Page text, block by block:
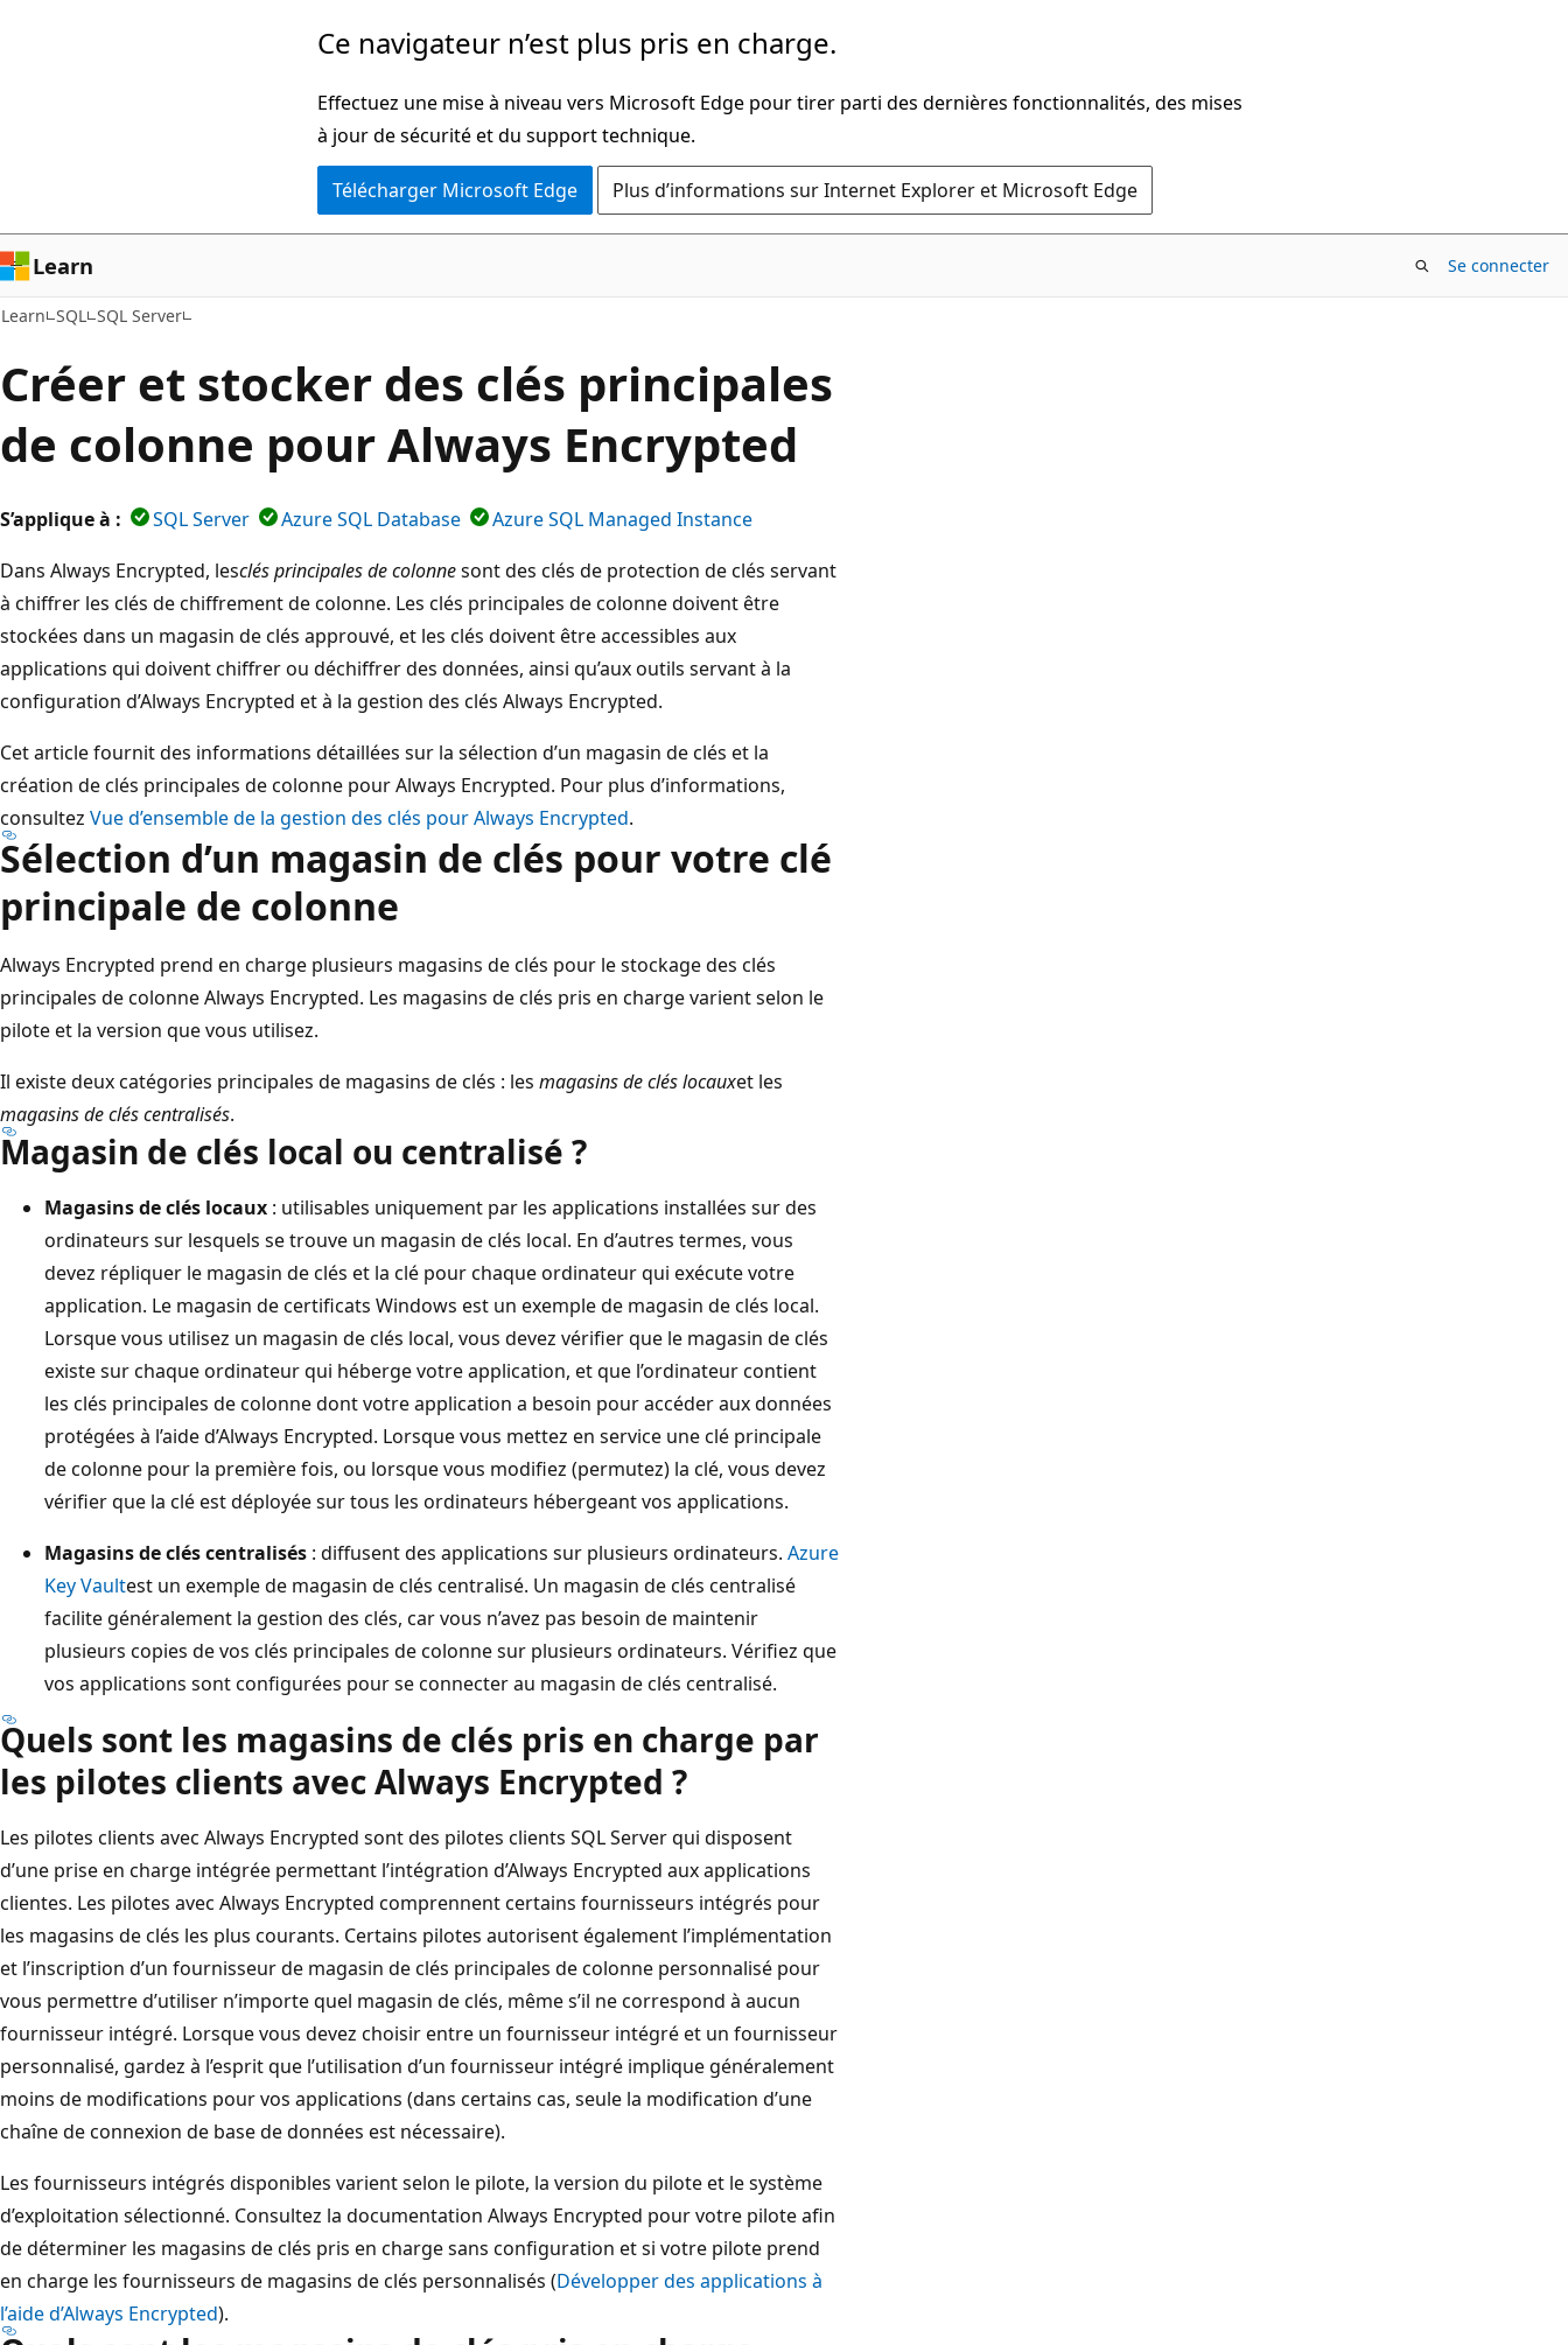
Ce navigateur n’est plus pris en charge.
Effectuez une mise à niveau vers Microsoft Edge pour tirer parti des dernières fonctionnalités, des mises
à jour de sécurité et du support technique.
Télécharger Microsoft Edge Plus d’informations sur Internet Explorer et Microsoft Edge
Learn Se connecter
Learn SQL SQL Server
Créer et stocker des clés principales
de colonne pour Always Encrypted
S’applique à : SQL Server Azure SQL Database
Azure SQL Managed Instance
Dans Always Encrypted, lesclés principales de colonnesont des clés de protection de clés servant
à chiffrer les clés de chiffrement de colonne. Les clés principales de colonne doivent être
stockées dans un magasin de clés approuvé, et les clés doivent être accessibles aux
applications qui doivent chiffrer ou déchiffrer des données, ainsi qu’aux outils servant à la
configuration d’Always Encrypted et à la gestion des clés Always Encrypted.
Cet article fournit des informations détaillées sur la sélection d’un magasin de clés et la
création de clés principales de colonne pour Always Encrypted. Pour plus d’informations,
consultez Vue d’ensemble de la gestion des clés pour Always Encrypted.
Sélection d’un magasin de clés pour votre clé
principale de colonne
Always Encrypted prend en charge plusieurs magasins de clés pour le stockage des clés
principales de colonne Always Encrypted. Les magasins de clés pris en charge varient selon le
pilote et la version que vous utilisez.
Il existe deux catégories principales de magasins de clés : les magasins de clés locauxet les
magasins de clés centralisés.
Magasin de clés local ou centralisé ?
Magasins de clés locaux : utilisables uniquement par les applications installées sur des
ordinateurs sur lesquels se trouve un magasin de clés local. En d’autres termes, vous
devez répliquer le magasin de clés et la clé pour chaque ordinateur qui exécute votre
application. Le magasin de certificats Windows est un exemple de magasin de clés local.
Lorsque vous utilisez un magasin de clés local, vous devez vérifier que le magasin de clés
existe sur chaque ordinateur qui héberge votre application, et que l’ordinateur contient
les clés principales de colonne dont votre application a besoin pour accéder aux données
protégées à l’aide d’Always Encrypted. Lorsque vous mettez en service une clé principale
de colonne pour la première fois, ou lorsque vous modifiez (permutez) la clé, vous devez
vérifier que la clé est déployée sur tous les ordinateurs hébergeant vos applications.
Magasins de clés centralisés : diffusent des applications sur plusieurs ordinateurs. Azure
Key Vaultest un exemple de magasin de clés centralisé. Un magasin de clés centralisé
facilite généralement la gestion des clés, car vous n’avez pas besoin de maintenir
plusieurs copies de vos clés principales de colonne sur plusieurs ordinateurs. Vérifiez que
vos applications sont configurées pour se connecter au magasin de clés centralisé.
Quels sont les magasins de clés pris en charge par
les pilotes clients avec Always Encrypted ?
Les pilotes clients avec Always Encrypted sont des pilotes clients SQL Server qui disposent
d’une prise en charge intégrée permettant l’intégration d’Always Encrypted aux applications
clientes. Les pilotes avec Always Encrypted comprennent certains fournisseurs intégrés pour
les magasins de clés les plus courants. Certains pilotes autorisent également l’implémentation
et l’inscription d’un fournisseur de magasin de clés principales de colonne personnalisé pour
vous permettre d’utiliser n’importe quel magasin de clés, même s’il ne correspond à aucun
fournisseur intégré. Lorsque vous devez choisir entre un fournisseur intégré et un fournisseur
personnalisé, gardez à l’esprit que l’utilisation d’un fournisseur intégré implique généralement
moins de modifications pour vos applications (dans certains cas, seule la modification d’une
chaîne de connexion de base de données est nécessaire).
Les fournisseurs intégrés disponibles varient selon le pilote, la version du pilote et le système
d’exploitation sélectionné. Consultez la documentation Always Encrypted pour votre pilote afin
de déterminer les magasins de clés pris en charge sans configuration et si votre pilote prend
en charge les fournisseurs de magasins de clés personnalisés (Développer des applications à
l’aide d’Always Encrypted).